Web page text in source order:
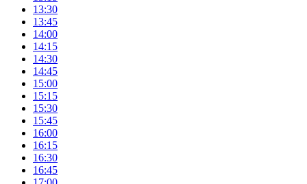
13:30
13:45
14:00
14:15
14:30
14:45
15:00
15:15
15:30
15:45
16:00
16:15
16:30
16:45